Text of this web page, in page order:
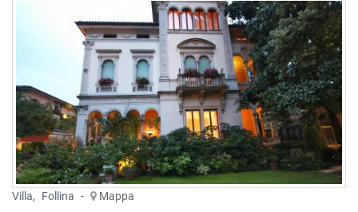
Villa, Follina -
Mappa